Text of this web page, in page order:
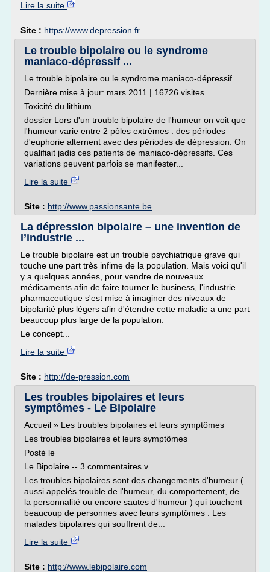
Lire la suite
Site : https://www.depression.fr
Le trouble bipolaire ou le syndrome
maniaco-dépressif ...
Le trouble bipolaire ou le syndrome maniaco-dépressif
Dernière mise à jour: mars 2011 | 16726 visites
Toxicité du lithium
dossier Lors d'un trouble bipolaire de l'humeur on voit que
l'humeur varie entre 2 pôles extrêmes : des périodes
d'euphorie alternent avec des périodes de dépression. On
qualifiait jadis ces patients de maniaco-dépressifs. Ces
variations peuvent parfois se manifester...
Lire la suite
Site : http://www.passionsante.be
La dépression bipolaire – une invention de
l’industrie ...
Le trouble bipolaire est un trouble psychiatrique grave qui
touche une part très infime de la population. Mais voici qu'il
y a quelques années, pour vendre de nouveaux
médicaments afin de faire tourner le business, l'industrie
pharmaceutique s'est mise à imaginer des niveaux de
bipolarité plus légers afin d'étendre cette maladie a une part
beaucoup plus large de la population.
Le concept...
Lire la suite
Site : http://de-pression.com
Les troubles bipolaires et leurs
symptômes - Le Bipolaire
Accueil » Les troubles bipolaires et leurs symptômes
Les troubles bipolaires et leurs symptômes
Posté le
Le Bipolaire -- 3 commentaires v
Les troubles bipolaires sont des changements d'humeur (
aussi appelés trouble de l'humeur, du comportement, de
la personnalité ou encore sautes d'humeur ) qui touchent
beaucoup de personnes avec leurs symptômes . Les
malades bipolaires qui souffrent de...
Lire la suite
Site : http://www.lebipolaire.com